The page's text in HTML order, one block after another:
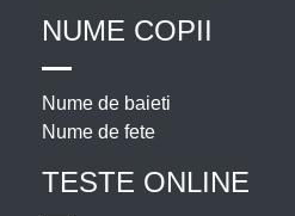
NUME COPII
Nume de baieti
Nume de fete
TESTE ONLINE